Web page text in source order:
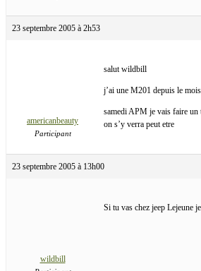
23 septembre 2005 à 2h53
americanbeauty
Participant
salut wildbill
j’ai une M201 depuis le
samedi APM je vais faire un
on s’y verra peut etre
23 septembre 2005 à 13h00
wildbill
Si tu vas chez jeep Lejeune